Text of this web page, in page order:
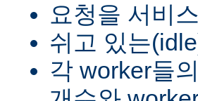
요청을 서비
쉬고 있는
각 worker들